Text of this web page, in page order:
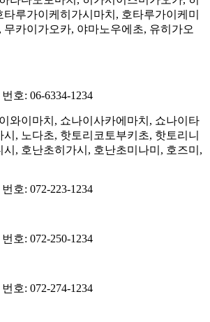
루가이케히가시마치, 호타루가이케미
카이가오카, 야마노우에초, 유히가오
호: 06-6334-1234
와이마치, 쇼나이사카에마치, 쇼나이타
, 노다초, 핫토리코토부키초, 핫토리니
, 호난초히가시, 호난초미나미, 호즈미,
호: 072-223-1234
호: 072-250-1234
호: 072-274-1234